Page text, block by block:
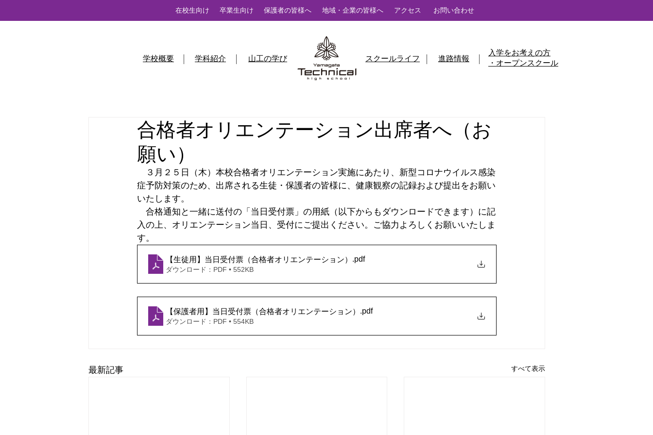
在校生向け 卒業生向け 保護者の皆様へ 地域・企業の皆様へ アクセス お問い合わせ
学校概要 学科紹介 山工の学び スクールライフ 進路情報
入学をお考えの方
・オープンスクール
合格者オリエンテーション出席者へ（お
願い）
３月２５日（木）本校合格者オリエンテーション実施にあたり、新型コロナウイルス感染
症予防対策のため、出席される生徒・保護者の皆様に、健康観察の記録および提出をお願い
いたします。
合格通知と一緒に送付の「当日受付票」の用紙（以下からもダウンロードできます）に記
入の上、オリエンテーション当日、受付にご提出ください。ご協力よろしくお願いいたしま
す。
【生徒用】当日受付票（合格者オリエンテーション） .pdf
ダウンロード：PDF • 552KB
【保護者用】当日受付票（合格者オリエンテーション） .pdf
ダウンロード：PDF • 554KB
最新記事 すべて表示